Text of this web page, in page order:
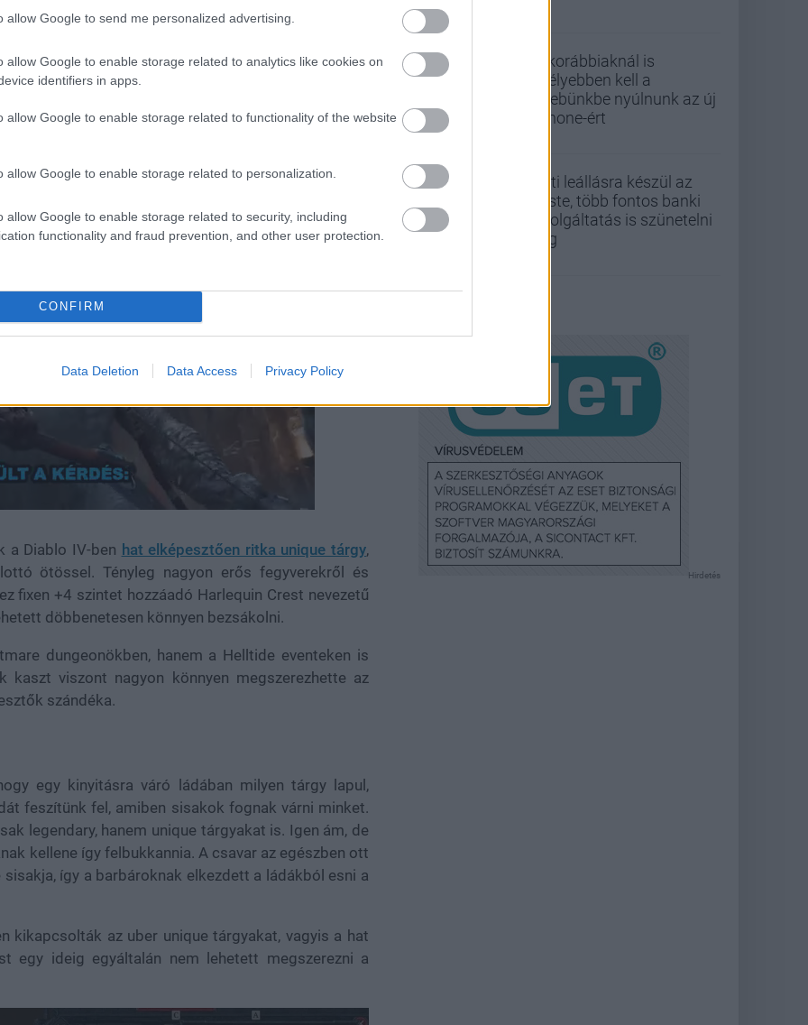
allow Google to send me personalized advertising.
allow Google to enable storage related to analytics like cookies on
identifiers in apps.
allow Google to enable storage related to functionality of the website
allow Google to enable storage related to personalization.
allow Google to enable storage related to security, including
functionality and fraud prevention, and other user protection.
CONFIRM
Data Deletion Data Access Privacy Policy
frissítéssel, ennek hála végtelenül egyszerű
a Diablo IV-ben hat elképesztően ritka unique tárgy,
ötössel. Tényleg nagyon erős fegyverekről és
fixen +4 szintet hozzáadó Harlequin Crest nevezetű
döbbenetesen könnyen bezsákolni.
dungeonökben, hanem a Helltide eventeken is
viszont nagyon könnyen megszerezhette az
szándéka.
egy kinyitásra váró ládában milyen tárgy lapul,
feszítünk fel, amiben sisakok fognak várni minket.
legendary, hanem unique tárgyakat is. Igen ám, de
kellene így felbukkannia. A csavar az egészben ott
így a barbároknak elkezdett a ládákból esni a
kikapcsolták az uber unique tárgyakat, vagyis a hat
egy ideig egyáltalán nem lehetett megszerezni a
A korábbiaknál is
mélyebben kell a
zsebünkbe nyúlnunk az új
iPhone-ért
Esti leállásra készül az
Erste, több fontos banki
szolgáltatás is szünetelni
fog
Hirdetés